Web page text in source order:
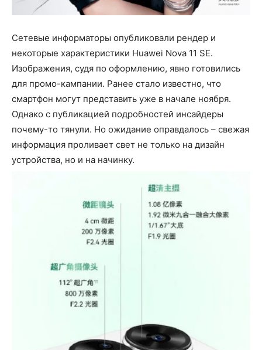
Сетевые информаторы опубликовали рендер и
некоторые характеристики Huawei Nova 11 SE.
Изображения, судя по оформлению, явно готовились
для промо-кампании. Ранее стало известно, что
смартфон могут представить уже в начале ноября.
Однако с публикацией подробностей инсайдеры
почему-то тянули. Но ожидание оправдалось – свежая
информация проливает свет не только на дизайн
устройства, но и на начинку.